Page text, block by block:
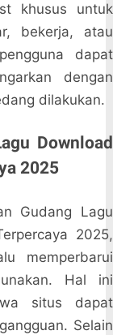
khusus untuk
bekerja, atau
dapat
dengan
dilakukan.
Download
2025
Gudang Lagu
2025,
memperbarui
Hal ini
situs dapat
Selain